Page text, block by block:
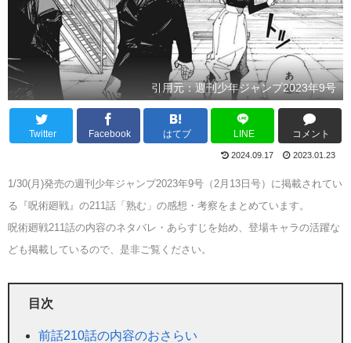
引用元：週刊少年ジャンプ2023年9号
Twitter Facebook はてブ LINE コメント
2024.09.17 2023.01.23
1/30(月)発売の週刊少年ジャンプ2023年9号（2月13日号）に掲載されてい
る『呪術廻戦』の211話「熟む」の感想・考察をまとめています。
呪術廻戦211話の内容のネタバレ・あらすじを始め、登場キャラの活躍な
ども掲載しているので、是非ご覧ください。
目次
前話210話の内容のおさらい